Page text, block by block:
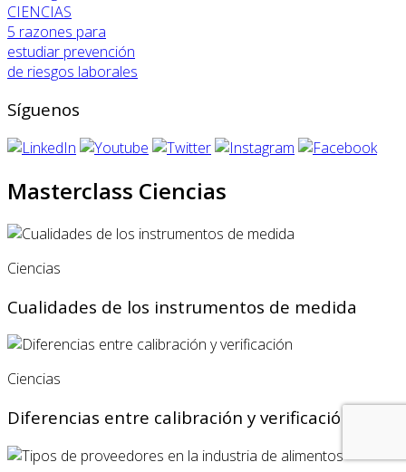
CIENCIAS
5 razones para
estudiar prevención
de riesgos laborales
Síguenos
Masterclass Ciencias
Ciencias
Cualidades de los instrumentos de medida
Ciencias
Diferencias entre calibración y verificación